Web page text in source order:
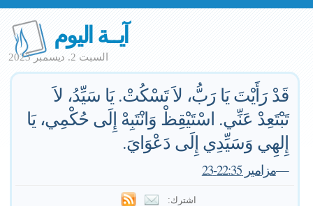
آيــة اليوم
السبت 2. ديسمبر 2023
قَدْ رَأَيْتَ يَا رَبُّ، لاَ تَسْكُتْ. يَا سَيِّدُ، لاَ
تَبْتَعِدْ عَنِّي. اسْتَيْقِظْ وَانْتَبِهْ إِلَى حُكْمِي، يَا
إِلهِي وَسَيِّدِي إِلَى دَعْوَايَ.
—مزامير 22:35-23
اشترك: